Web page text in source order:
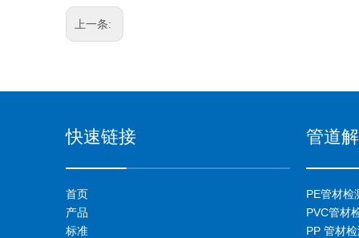
上一条:
快速链接
首页
产品
标准
管道
PE管材检
PVC管材
PP 管材